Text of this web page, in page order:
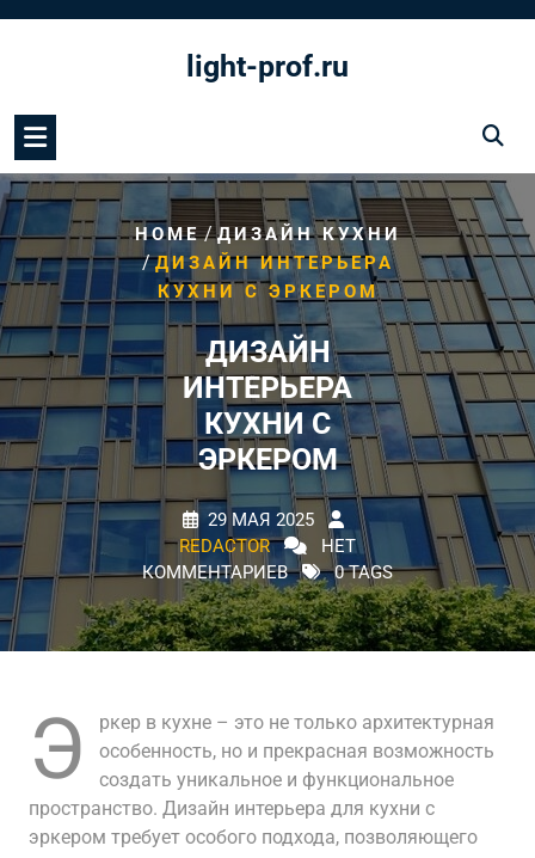
light-prof.ru
HOME/ДИЗАЙН КУХНИ
/ДИЗАЙН ИНТЕРЬЕРА
КУХНИ С ЭРКЕРОМ
ДИЗАЙН
ИНТЕРЬЕРА
КУХНИ С
ЭРКЕРОМ
29 МАЯ 2025
REDACTOR
НЕТ
КОММЕНТАРИЕВ
0 TAGS
Э
ркер в кухне – это не только архитектурная
особенность, но и прекрасная возможность
создать уникальное и функциональное
пространство. Дизайн интерьера для кухни с
эркером требует особого подхода, позволяющего